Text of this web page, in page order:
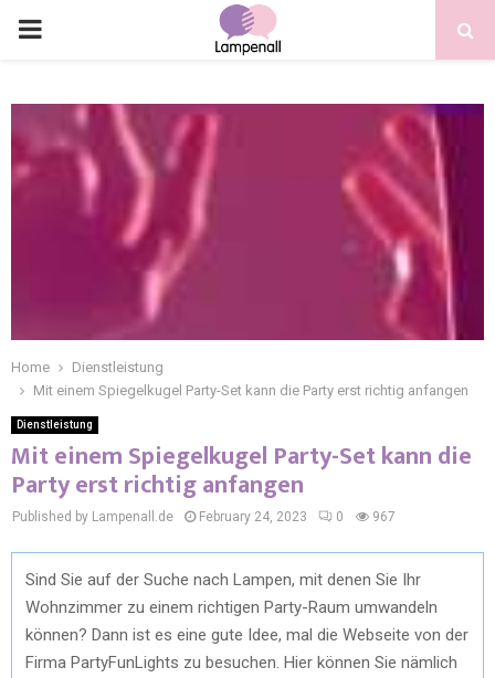
Home
Dienstleistung
Mit einem Spiegelkugel Party-Set kann die Party erst richtig anfangen
Dienstleistung
Mit einem Spiegelkugel Party-Set kann die
Party erst richtig anfangen
Published by Lampenall.de February 24, 2023 0 967
Sind Sie auf der Suche nach Lampen, mit denen Sie Ihr
Wohnzimmer zu einem richtigen Party-Raum umwandeln
können? Dann ist es eine gute Idee, mal die Webseite von der
Firma PartyFunLights zu besuchen. Hier können Sie nämlich